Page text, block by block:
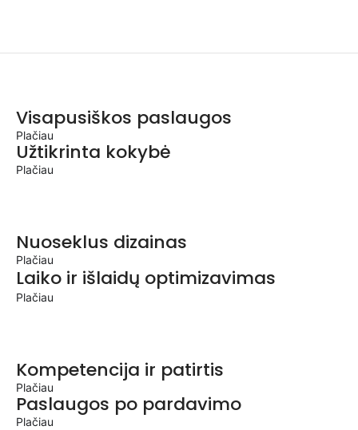
Visapusiškos paslaugos
Plačiau
Užtikrinta kokybė
Plačiau
Nuoseklus dizainas
Plačiau
Laiko ir išlaidų optimizavimas
Plačiau
Kompetencija ir patirtis
Plačiau
Paslaugos po pardavimo
Plačiau